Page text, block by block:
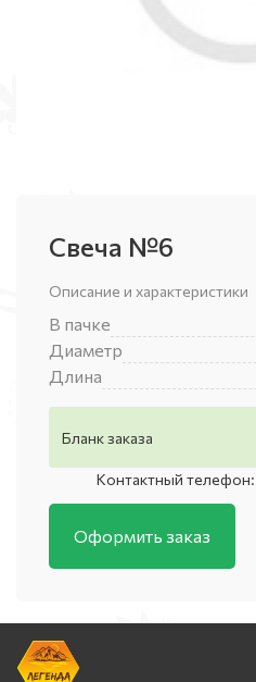
Свеча №6
Описание и характеристики
В пачке
Диаметр
Длина
Бланк заказа
Контактный телефон:
Оформить заказ